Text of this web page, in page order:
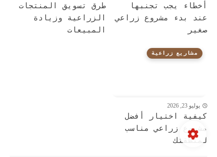
أخطاء يجب تجنبها
عند بدء مشروع زراعي
صغير
طرق تسويق المنتجات
الزراعية وزيادة
المبيعات
مشاريع زراعية
يوليو 23, 2026
كيفية اختيار أفضل
مشروع زراعي مناسب
لمنطقتك